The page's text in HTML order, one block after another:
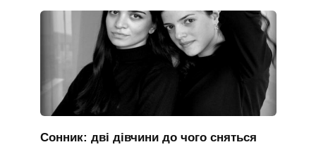
Сонник: дві дівчини до чого сняться